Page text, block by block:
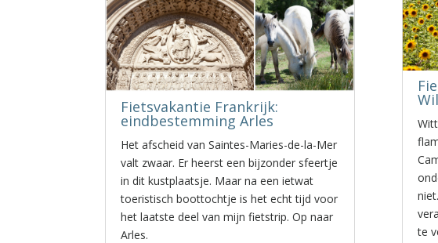
Fietsvakantie Frankrijk:
eindbestemming Arles
Het afscheid van Saintes-Maries-de-la-Mer
valt zwaar. Er heerst een bijzonder sfeertje
in dit kustplaatsje. Maar na een ietwat
toeristisch boottochtje is het echt tijd voor
het laatste deel van mijn fietstrip. Op naar
Arles.
te